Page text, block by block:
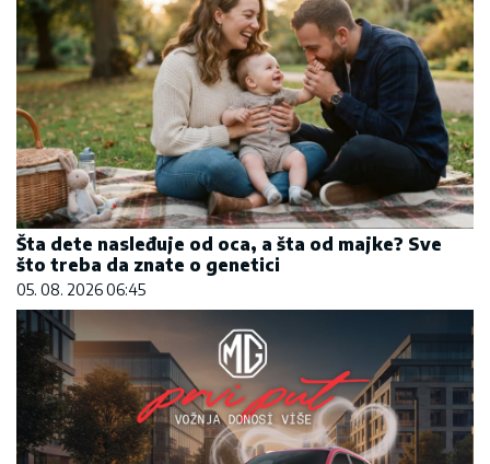
Šta dete nasleđuje od oca, a šta od majke? Sve
što treba da znate o genetici
05. 08. 2026 06:45